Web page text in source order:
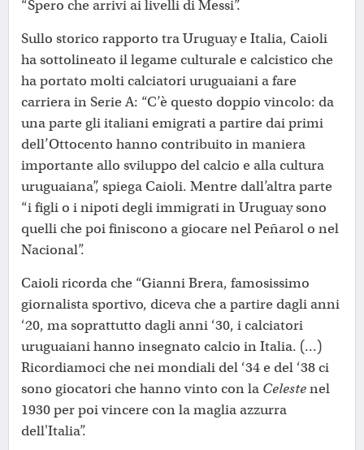
“Spero che arrivi ai livelli di Messi”.
Sullo storico rapporto tra Uruguay e Italia, Caioli
ha sottolineato il legame culturale e calcistico che
ha portato molti calciatori uruguaiani a fare
carriera in Serie A: “C’è questo doppio vincolo: da
una parte gli italiani emigrati a partire dai primi
dell’Ottocento hanno contribuito in maniera
importante allo sviluppo del calcio e alla cultura
uruguaiana”, spiega Caioli. Mentre dall’altra parte
“i figli o i nipoti degli immigrati in Uruguay sono
quelli che poi finiscono a giocare nel Peñarol o nel
Nacional”.
Caioli ricorda che “Gianni Brera, famosissimo
giornalista sportivo, diceva che a partire dagli anni
‘20, ma soprattutto dagli anni ‘30, i calciatori
uruguaiani hanno insegnato calcio in Italia. (...)
Ricordiamoci che nei mondiali del ‘34 e del ‘38 ci
sono giocatori che hanno vinto con la Celestenel
1930 per poi vincere con la maglia azzurra
dell'Italia”.